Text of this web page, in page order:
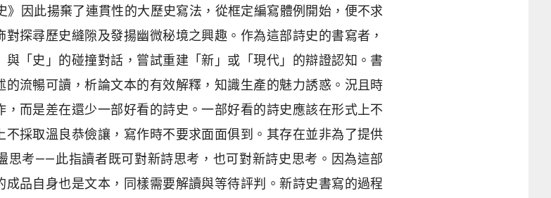
因此揚棄了連貫性的大歷史寫法，從框定編寫體例開始，便不求
探尋歷史縫隙及發揚幽微秘境之興趣。作為這部詩史的書寫者，
「史」的碰撞對話，嘗試重建「新」或「現代」的辯證認知。書
流暢可讀，析論文本的有效解釋，知識生產的魅力誘惑。況且時
而是差在還少一部好看的詩史。一部好看的詩史應該在形式上不
採取溫良恭儉讓，寫作時不要求面面俱到。其存在並非為了提供
思考——此指讀者既可對新詩思考，也可對新詩史思考。因為這部
品自身也是文本，同樣需要解讀與等待評判。新詩史書寫的過程